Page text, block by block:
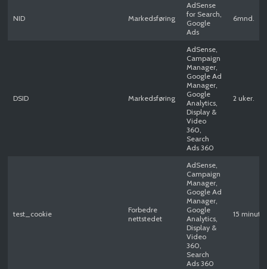
NID Markedsføring
AdSense
for Search,
Google
Ads
6mnd.
DSID Markedsføring
AdSense,
Campaign
Manager,
Google Ad
Manager,
Google
Analytics,
Display &
Video
360,
Search
Ads 360
2 uker.
test_cookie
Forbedre
nettstedet
AdSense,
Campaign
Manager,
Google Ad
Manager,
Google
Analytics,
Display &
Video
360,
Search
Ads 360
15